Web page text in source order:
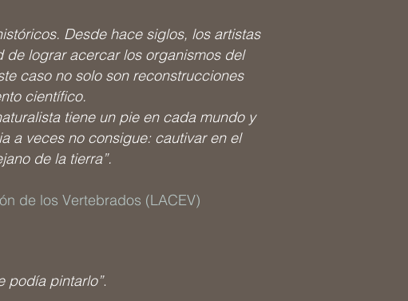
Desde hace siglos, los artistas
lograr acercar los organismos del
caso no solo son reconstrucciones
científico.
tiene un pie en cada mundo y
a veces no consigue: cautivar en el
de la tierra”.
de los Vertebrados (LACEV)
podía pintarlo”.